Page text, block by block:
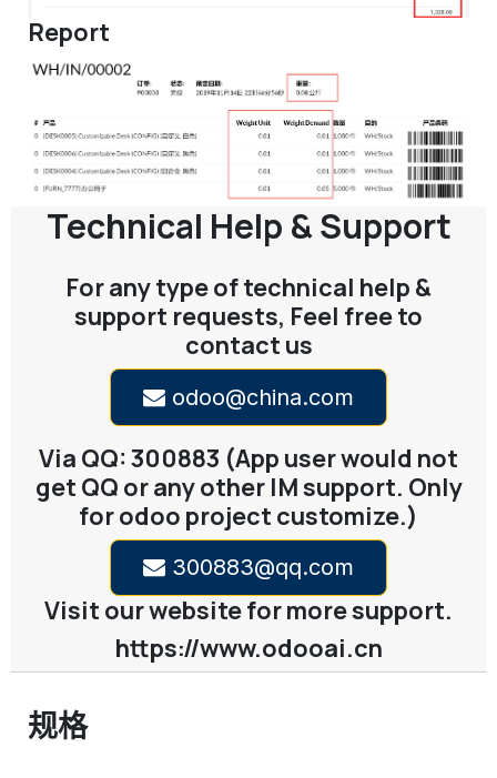
Report
Technical Help & Support
For any type of technical help &
support requests, Feel free to
contact us
odoo@china.com
Via QQ: 300883 (App user would not
get QQ or any other IM support. Only
for odoo project customize.)
300883@qq.com
Visit our website for more support.
https://www.odooai.cn
规格